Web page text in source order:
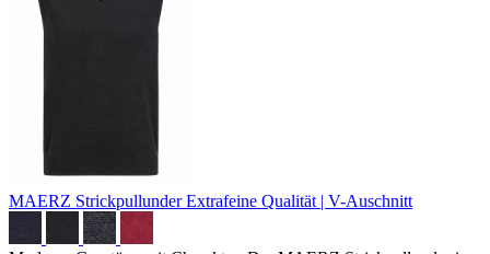
MAERZ StrickpullunderExtrafeine Qualität | V-Auschnitt